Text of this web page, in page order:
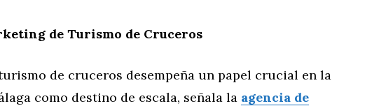
de Turismo de Cruceros
de cruceros desempeña un papel crucial en la
como destino de escala, señala la agencia de